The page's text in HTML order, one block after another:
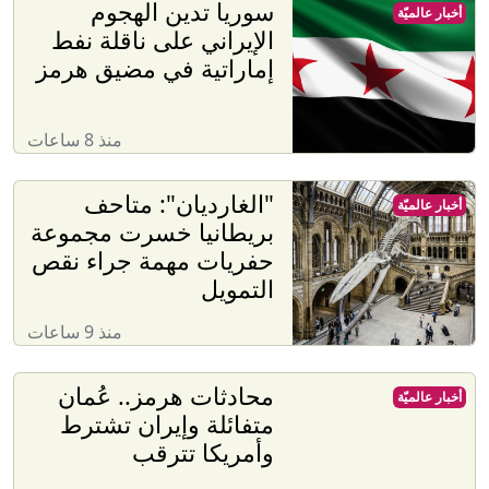
سوريا تدين الهجوم
الإيراني على ناقلة نفط
إماراتية في مضيق هرمز
منذ 8 ساعات
أخبار عالميّة
"الغارديان": متاحف
بريطانيا خسرت مجموعة
حفريات مهمة جراء نقص
التمويل
منذ 9 ساعات
أخبار عالميّة
محادثات هرمز.. عُمان
متفائلة وإيران تشترط
وأمريكا تترقب
أخبار عالميّة